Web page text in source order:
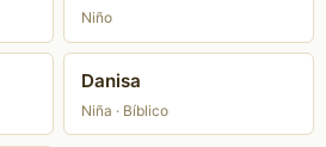
Niño
Danisa
Niña · Bíblico